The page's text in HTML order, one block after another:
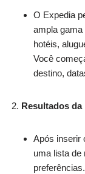
O Expedia
ampla gama
hotéis,
Você
destino,
Resultados da
Após inserir
uma lista de